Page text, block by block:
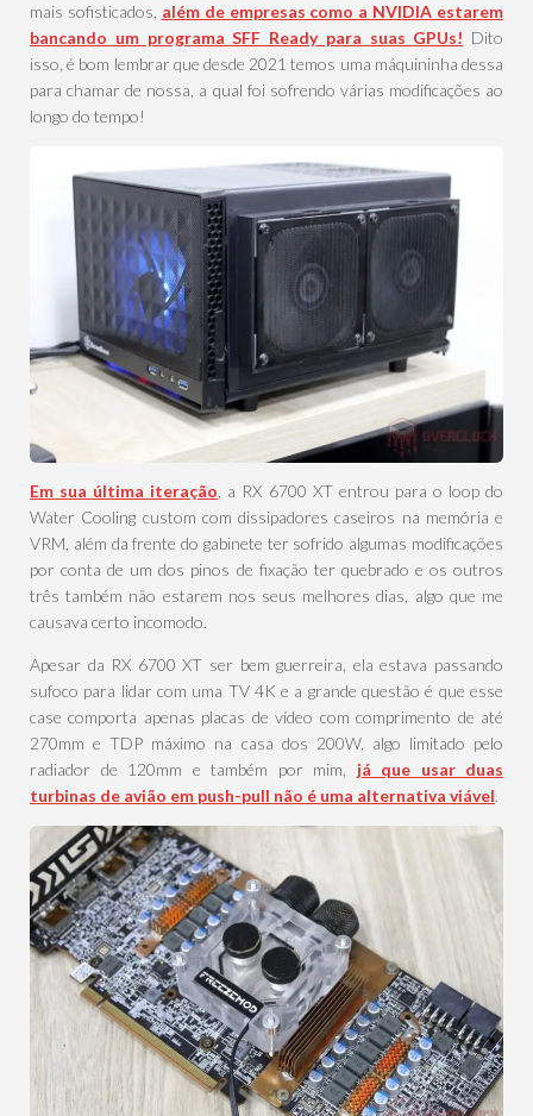
mais sofisticados, além de empresas como a NVIDIA estarem
bancando um programa SFF Ready para suas GPUs! Dito
isso, é bom lembrar que desde 2021 temos uma máquininha dessa
para chamar de nossa, a qual foi sofrendo várias modificações ao
longo do tempo!
Em sua última iteração , a RX 6700 XT entrou para o loop do
Water Cooling custom com dissipadores caseiros na memória e
VRM, além da frente do gabinete ter sofrido algumas modificações
por conta de um dos pinos de fixação ter quebrado e os outros
três também não estarem nos seus melhores dias, algo que me
causava certo incomodo.
Apesar da RX 6700 XT ser bem guerreira, ela estava passando
sufoco para lidar com uma TV 4K e a grande questão é que esse
case comporta apenas placas de vídeo com comprimento de até
270mm e TDP máximo na casa dos 200W, algo limitado pelo
radiador de 120mm e também por mim, já que usar duas
turbinas de avião em push-pull não é uma alternativa viável.